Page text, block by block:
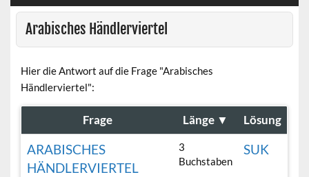
Arabisches Händlerviertel
Hier die Antwort auf die Frage "Arabisches
Händlerviertel":
Frage Länge ▼ Lösung
ARABISCHES
HÄNDLERVIERTEL
3
Buchstaben
SUK